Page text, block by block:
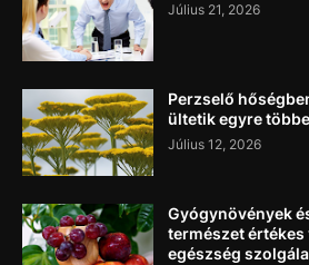
Július 21, 2026
Perzselő
ültetik egyre
Július 12, 2026
Gyógynövények
természet értékes
egészség